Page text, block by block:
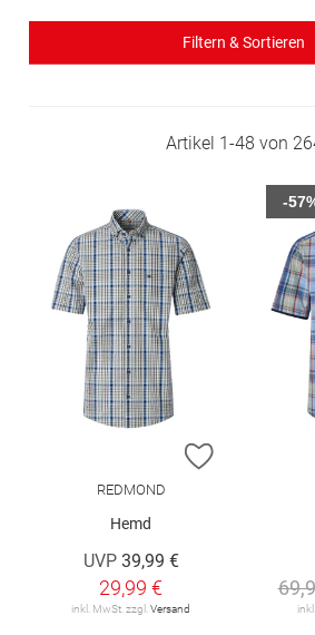
Filtern & Sortieren
Artikel 1-48 von
ZUR
REDMOND
Hemd
UVP 39,99 €
29,99 €
inkl. MwSt. zzgl. Versand
-